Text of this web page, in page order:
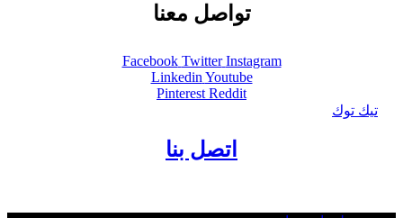
تواصل معنا
Facebook Twitter Instagram
Linkedin Youtube
Pinterest Reddit
تيك توك
اتصل بنا